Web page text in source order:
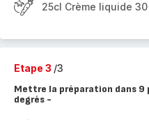
25cl Crème liquide 30
Etape 3 /3
Mettre la préparation dans 9
degrés -